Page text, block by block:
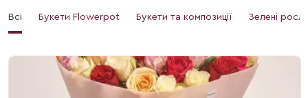
Всі Букети Flowerpot Букети та композиції Зелені